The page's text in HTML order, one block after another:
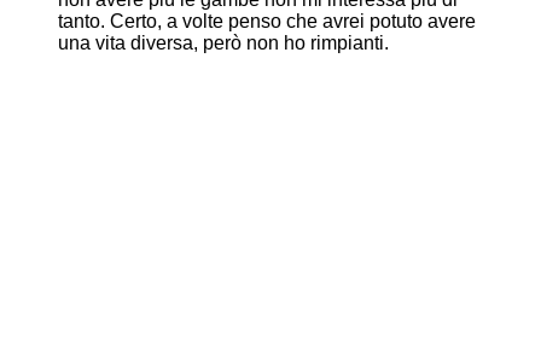
tanto. Certo, a volte penso che avrei potuto avere
una vita diversa, però non ho rimpianti.